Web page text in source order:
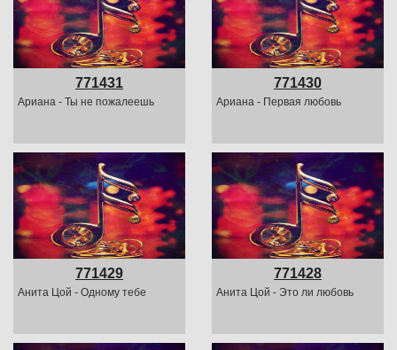
771431
Ариана - Ты не пожалеешь
771430
Ариана - Первая любовь
771429
Анита Цой - Одному тебе
771428
Анита Цой - Это ли любовь